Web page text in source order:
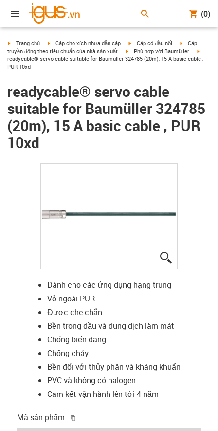
(0)
igus-icon-arrow-right
Trang chủ igus-icon-arrow-right
Cáp cho xích nhựa dẫn cáp igus-icon-arrow-right
Cáp có đầu nối igus-icon-
Cáp
truyền động theo tiêu chuẩn của nhà sản xuất
igus-icon-arrow-right
Phù hợp với Baumüller
readycable® servo cable suitable for Baumüller 324785 (20m), 15 A basic cable ,
PUR 10xd
readycable® servo cable
suitable for Baumüller 324785
(20m), 15 A basic cable , PUR
10xd
Dành cho các ứng dụng hạng trung
Vỏ ngoài PUR
Được che chắn
Bền trong dầu và dung dịch làm mát
Chống biến dạng
Chống cháy
Bền đối với thủy phân và kháng khuẩn
PVC và không có halogen
Cam kết vận hành lên tới 4 năm
Mã sản phẩm.